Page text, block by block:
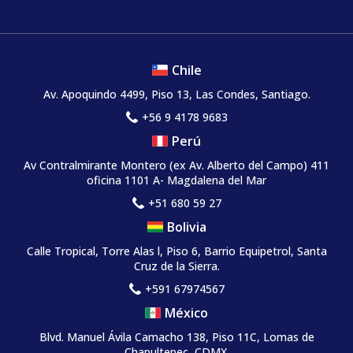
Chile
Av. Apoquindo 4499, Piso 13, Las Condes, Santiago.
+56 9 4178 9683
Perú
Av Contralmirante Montero (ex Av. Alberto del Campo) 411
oficina 1101 A- Magdalena del Mar
+51 680 59 27
Bolivia
Calle Tropical, Torre Alas l, Piso 6, Barrio Equipetrol, Santa
Cruz de la Sierra.
+591 67974567
México
Blvd. Manuel Ávila Camacho 138, Piso 11C, Lomas de